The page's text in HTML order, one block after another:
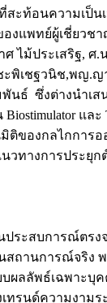
ะท้อนความเป็น
องแพทย์ผู้เชี่ยวช
ศ ไม้ประเสริฐ, ศ
พิเชฐวนิช,พญ.ญ
พันธ์ ซึ่งต่างนำเ
และ
มิติของกลไกการ
วทางการประยุก
ประสบการณ์ตรง
นสถานการณ์จริง
ผลลัพธ์เฉพาะบุ
ทรนด์ความงามร